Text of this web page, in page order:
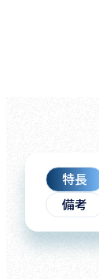
特長
備考